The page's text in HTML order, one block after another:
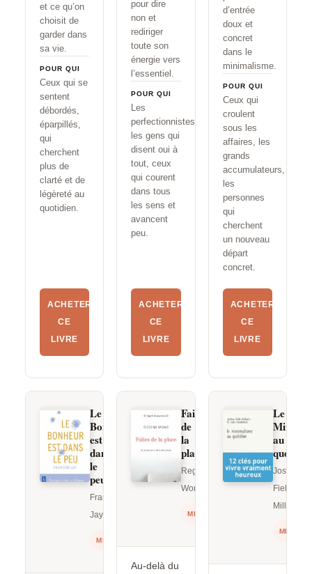
et ce qu’on
choisit de
garder dans
sa vie.
POUR QUI
Ceux qui se
sentent
débordés,
éparpillés,
qui
cherchent
plus de
clarté et de
légèreté au
quotidien.
ACHETER
CE
LIVRE
pour dire
non et
rediriger
toute son
énergie vers
l’essentiel.
POUR QUI
Les
perfectionnistes,
les gens qui
disent oui à
tout, ceux
qui courent
dans tous
les sens et
avancent
peu.
ACHETER
CE
LIVRE
d’entrée
doux et
concret
dans le
minimalisme.
POUR QUI
Ceux qui
croulent
sous les
affaires, les
grands
accumulateurs,
les
personnes
qui
cherchent
un nouveau
départ
concret.
ACHETER
CE
LIVRE
Le
Bonheur
est
dans
le
peu
Francine
Jay
MINIMALISME
Faites
de
la
place
Regina
Wong
MINIMALISME
Au-delà du
Le
au
Joshua
Fields
Millburn